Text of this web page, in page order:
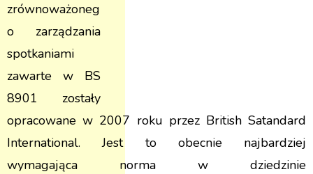
zrównoważoneg
o zarządzania
spotkaniami
zawarte w BS
8901 zostały
opracowane w 2007 roku przez British Satandard
International. Jest to obecnie najbardziej
wymagająca norma w dziedzinie